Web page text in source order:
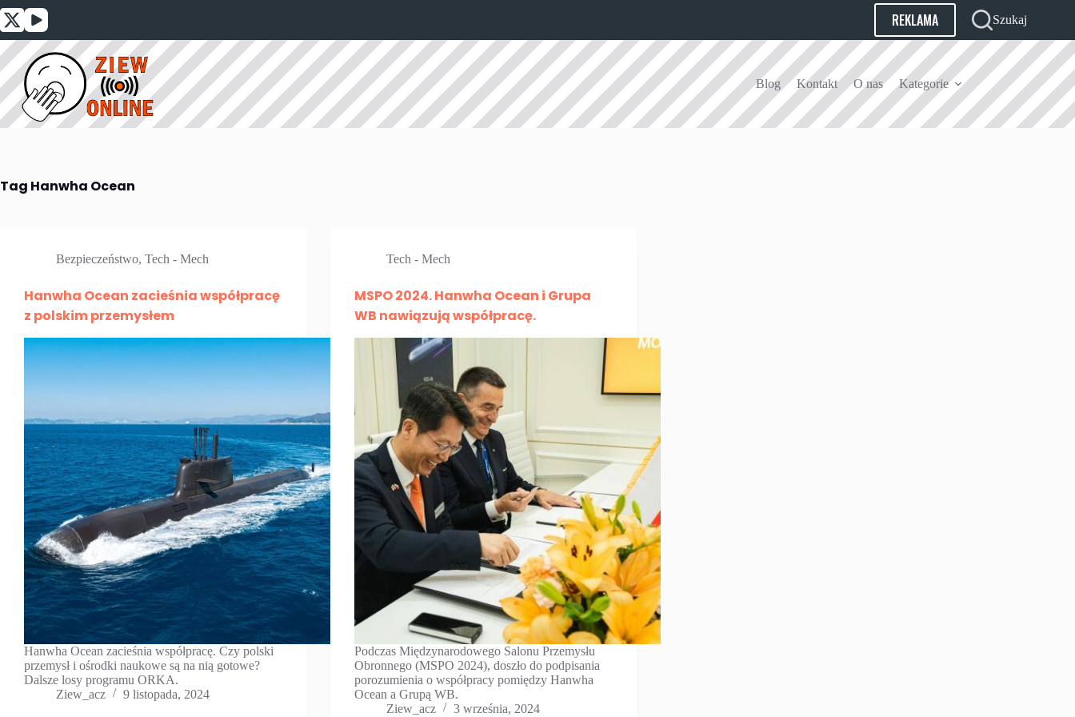
Przejdź
do
treści
REKLAMA Szukaj
Blog Kontakt O nas Kategorie
Tag Hanwha Ocean
Bezpieczeństwo, Tech - Mech
Hanwha Ocean zacieśnia współpracę
z polskim przemysłem
Hanwha Ocean zacieśnia współpracę. Czy polski
przemysł i ośrodki naukowe są na nią gotowe?
Dalsze losy programu ORKA.
Ziew_acz
9 listopada, 2024
Tech - Mech
MSPO 2024. Hanwha Ocean i Grupa
WB nawiązują współpracę.
Podczas Międzynarodowego Salonu Przemysłu
Obronnego (MSPO 2024), doszło do podpisania
porozumienia o współpracy pomiędzy Hanwha
Ocean a Grupą WB.
Ziew_acz
3 września, 2024